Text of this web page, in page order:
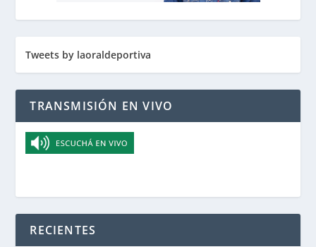
Tweets by laoraldeportiva
TRANSMISIÓN EN VIVO
RECIENTES